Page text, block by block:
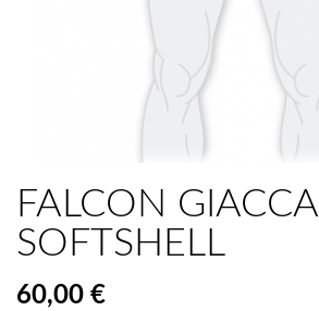
FALCON GIACCA
SOFTSHELL
60,00 €